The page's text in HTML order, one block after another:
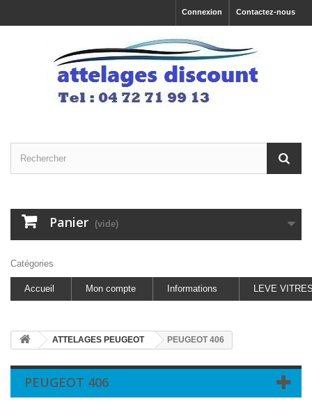
Contactez-nous
Connexion
Panier (vide)
Catégories
Accueil Mon compte Informations LEVE
ATTELAGES PEUGEOT PEUGEOT 406
PEUGEOT 406